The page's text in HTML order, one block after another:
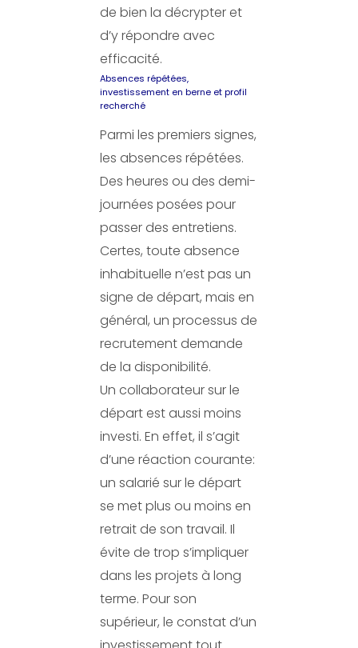
de bien la décrypter et
d’y répondre avec
efficacité.
Absences répétées,
investissement en berne et profil
recherché
Parmi les premiers signes,
les absences répétées.
Des heures ou des demi-
journées posées pour
passer des entretiens.
Certes, toute absence
inhabituelle n’est pas un
signe de départ, mais en
général, un processus de
recrutement demande
de la disponibilité.
Un collaborateur sur le
départ est aussi moins
investi. En effet, il s’agit
d’une réaction courante:
un salarié sur le départ
se met plus ou moins en
retrait de son travail. Il
évite de trop s’impliquer
dans les projets à long
terme. Pour son
supérieur, le constat d’un